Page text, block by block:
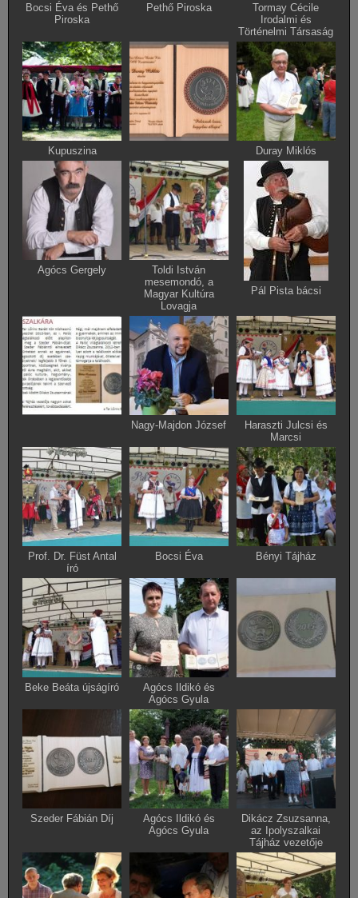
Bocsi Éva és Pethő
Piroska
Pethő Piroska
Tormay Cécile
Irodalmi és
Történelmi Társaság
Kupuszina Duray Miklós
Agócs Gergely
Toldi István
mesemondó, a
Magyar Kultúra
Lovagja
Pál Pista bácsi
Nagy-Majdon József
Haraszti Julcsi és
Marcsi
Prof. Dr. Füst Antal
író
Bocsi Éva Bényi Tájház
Beke Beáta újságíró
Agócs Ildikó és
Agócs Gyula
Szeder Fábián Díj
Agócs Ildikó és
Agócs Gyula
Dikácz Zsuzsanna,
az Ipolyszalkai
Tájház vezetője